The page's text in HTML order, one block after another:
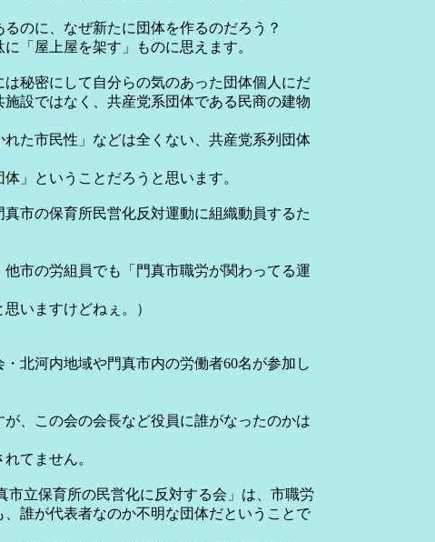
に、なぜ新たに団体を作るのだろう？
「屋上屋を架す」ものに思えます。
秘密にして自分らの気のあった団体個人にだ
設ではなく、共産党系団体である民商の建物
た市民性」などは全くない、共産党系列団体
」ということだろうと思います。
市の保育所民営化反対運動に組織動員するた
市の労組員でも「門真市職労が関わってる運
いますけどねぇ。）
河内地域や門真市内の労働者60名が参加し
、この会の会長など役員に誰がなったのかは
てません。
立保育所の民営化に反対する会」は、市職労
誰が代表者なのか不明な団体だということで